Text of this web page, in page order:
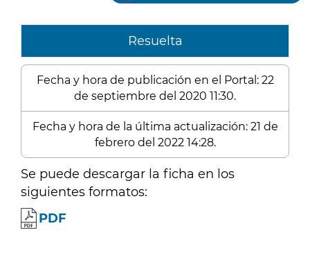
Resuelta
Fecha y hora de publicación en el Portal: 22
de septiembre del 2020 11:30.
Fecha y hora de la última actualización: 21 de
febrero del 2022 14:28.
Se puede descargar la ficha en los
siguientes formatos:
PDF